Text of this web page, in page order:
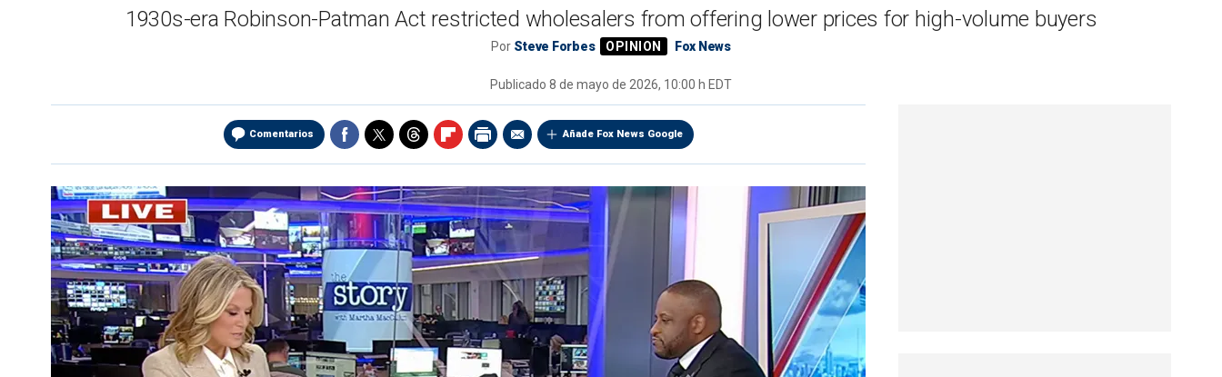
1930s-era Robinson-Patman Act restricted wholesalers from offering lower prices for high-volume buyers
Por Steve Forbes Fox News
Publicado 8 de mayo de 2026, 10:00 h EDT
Comentarios Añade Fox News Google